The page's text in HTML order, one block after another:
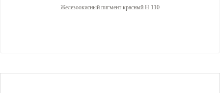
Железоокисный пигмент красный H 110